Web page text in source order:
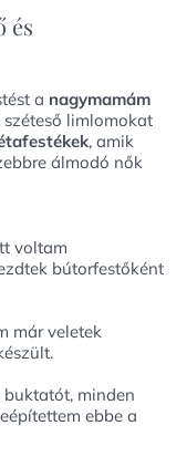
és
a nagymamám
limlomokat
, amik
álmodó nők
voltam
bútorfestőként
már veletek
buktatót, minden
ebbe a